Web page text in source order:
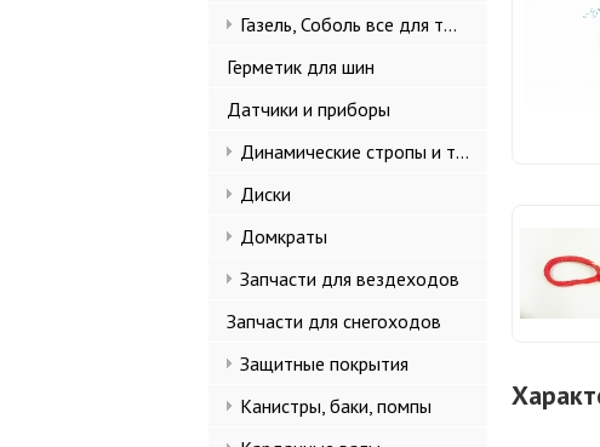
Газель, Соболь все для тюнинга
Герметик для шин
Датчики и приборы
Динамические стропы и такелаж
Диски
Домкраты
Запчасти для вездеходов
Запчасти для снегоходов
Защитные покрытия
Канистры, баки, помпы